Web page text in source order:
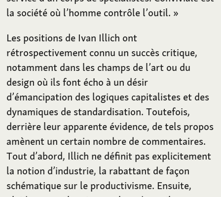
la société où l’homme contrôle l’outil. »
Les positions de Ivan Illich ont
rétrospectivement connu un succès critique,
notamment dans les champs de l’art ou du
design où ils font écho à un désir
d’émancipation des logiques capitalistes et des
dynamiques de standardisation. Toutefois,
derrière leur apparente évidence, de tels propos
amènent un certain nombre de commentaires.
Tout d’abord, Illich ne définit pas explicitement
la notion d’industrie, la rabattant de façon
schématique sur le productivisme. Ensuite,